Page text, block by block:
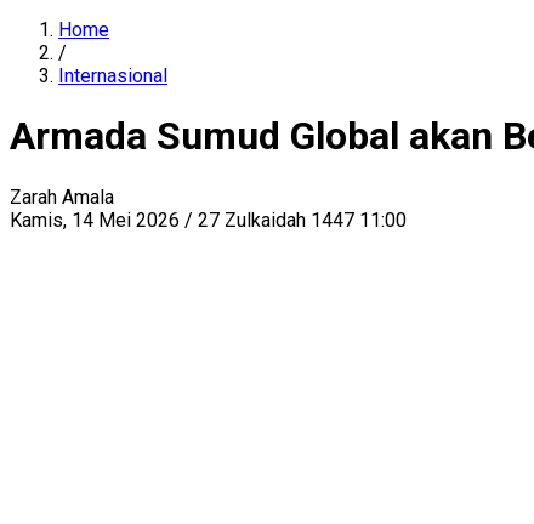
Home
/
Internasional
Armada Sumud Global akan
Zarah Amala
Kamis, 14 Mei 2026 / 27 Zulkaidah 1447 11:00